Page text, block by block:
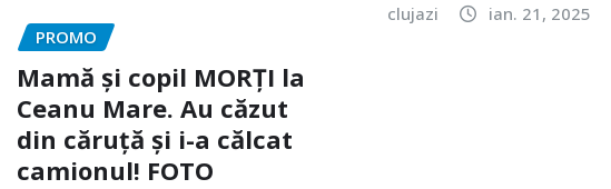
PROMO
Mamă și copil MORȚI la
Ceanu Mare. Au căzut
din căruță și i-a călcat
camionul! FOTO
clujazi
ian. 21, 2025